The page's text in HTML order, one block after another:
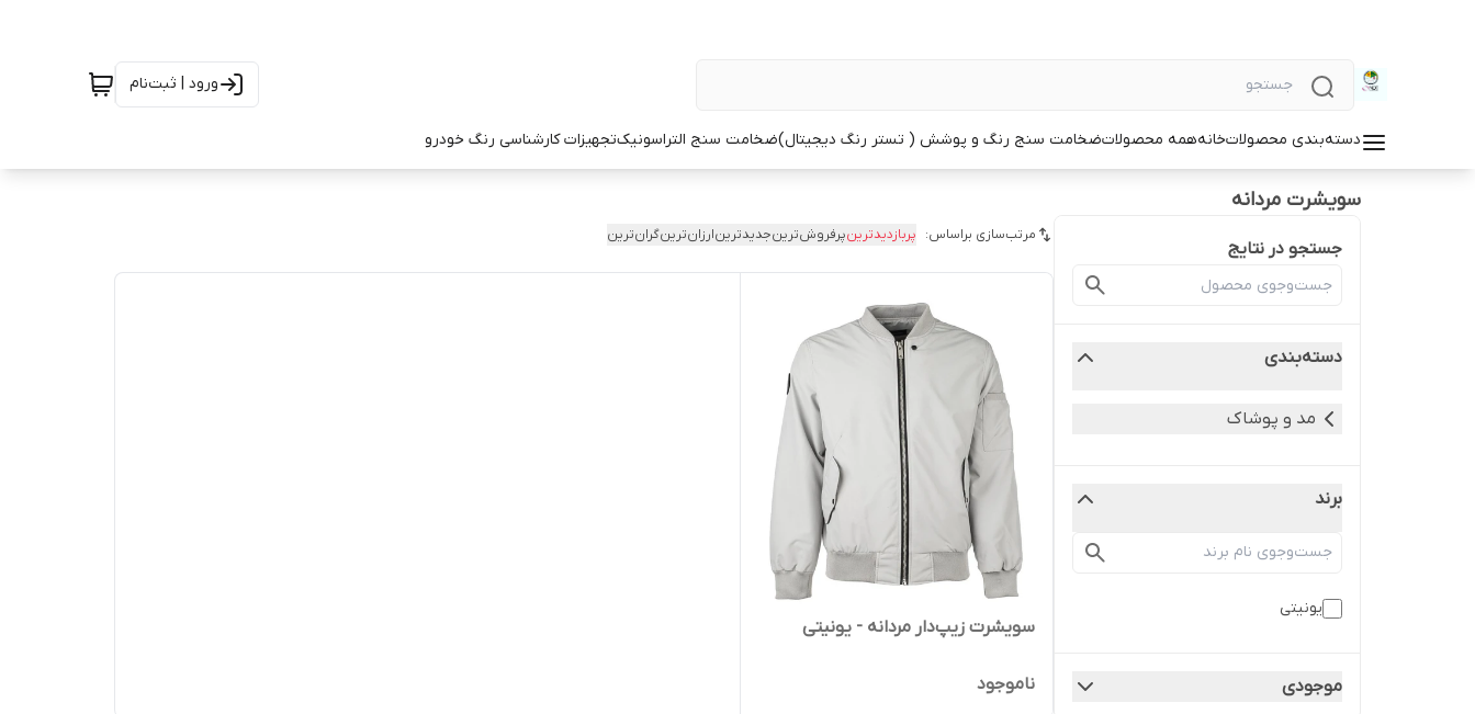
ورود | ثبت‌نام
دسته‌بندی محصولاتخانههمه محصولاتضخامت سنج رنگ و پوشش ( تستر رنگ دیجیتال)ضخامت سنج التراسونیکتجهیزات کارشناسی رنگ خودرو
سویشرت مردانه
جستجو در نتایج
دسته‌بندی
مد و پوشاک
برند
یونیتی
موجودی
مرتب‌سازی براساس: پربازدیدترینپرفروش‌ترینجدیدترینارزان‌ترینگران‌ترین
سویشرت زیپ‌دار مردانه - یونیتی
ناموجود